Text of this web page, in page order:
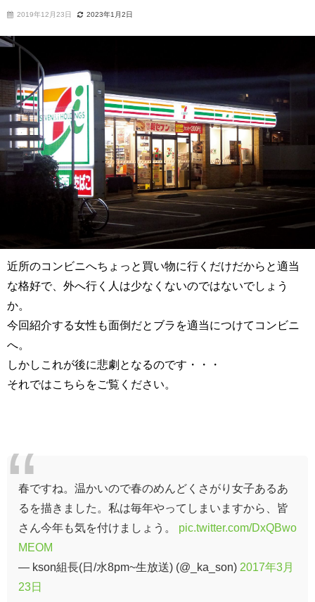
2019年12月23日 2023年1月2日
近所のコンビニへちょっと買い物に行くだけだからと適当
な格好で、外へ行く人は少なくないのではないでしょう
か。
今回紹介する女性も面倒だとブラを適当につけてコンビニ
へ。
しかしこれが後に悲劇となるのです・・・
それではこちらをご覧ください。
春ですね。温かいので春のめんどくさがり女子あるあ
るを描きました。私は毎年やってしまいますから、皆
さん今年も気を付けましょう。 pic.twitter.com/DxQBwo
MEOM
— kson組長(日/水8pm~生放送) (@_ka_son) 2017年3月
23日